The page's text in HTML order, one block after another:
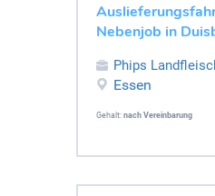
Nebenjob in
Phips
Essen
Gehalt: nach Vereinbarung